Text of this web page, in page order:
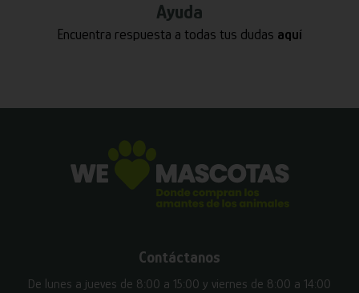
Ayuda
Encuentra respuesta a todas tus dudas aquí
Contáctanos
De lunes a jueves de 8:00 a 15:00 y viernes de 8:00 a 14:00